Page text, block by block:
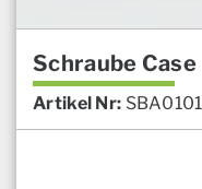
Schraube Case
Artikel Nr: